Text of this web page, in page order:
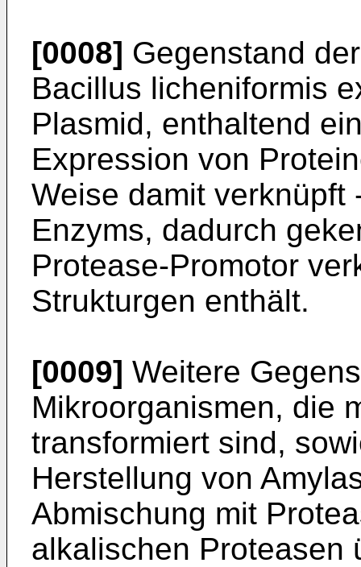
[0008] Gegenstand
Bacillus licheniformis
Plasmid, enthaltend
Expression von
Weise damit ver­knüpft
Enzyms, dadurch
Protease-Promotor
Strukturgen enthält.
[0009] Weitere
Mikroorganismen, die
transformiert sind,
Herstellung von
Abmischung mit
alkalischen Proteasen